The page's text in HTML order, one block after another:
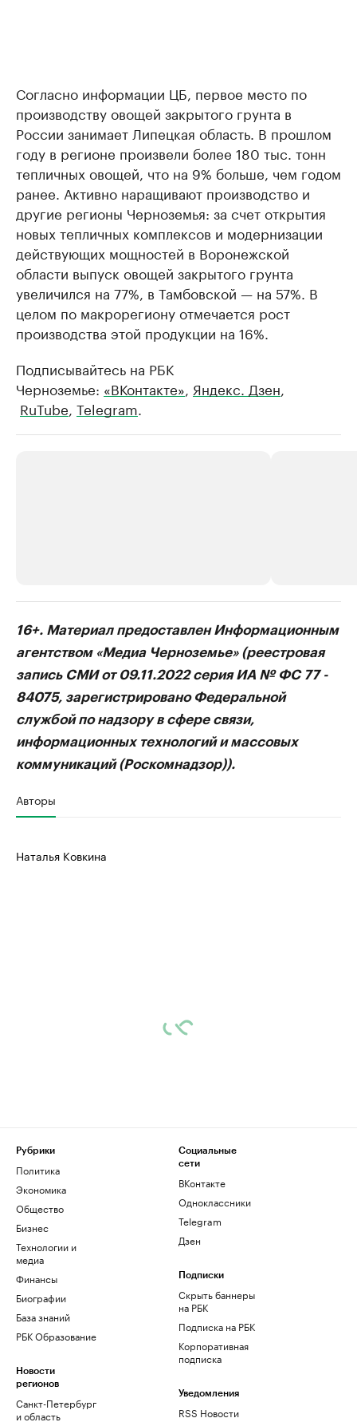
Согласно информации ЦБ, первое место по
производству овощей закрытого грунта в
России занимает Липецкая область. В прошлом
году в регионе произвели более 180 тыс. тонн
тепличных овощей, что на 9% больше, чем годом
ранее. Активно наращивают производство и
другие регионы Черноземья: за счет открытия
новых тепличных комплексов и модернизации
действующих мощностей в Воронежской
области выпуск овощей закрытого грунта
увеличился на 77%, в Тамбовской — на 57%. В
целом по макрорегиону отмечается рост
производства этой продукции на 16%.
Подписывайтесь на РБК
Черноземье: «ВКонтакте» Яндекс. Дзен
RuTube Telegram
Делитесь новостями бизнеса на РБК
Управляйте страницей компании и развивайте личные
бренды спикеров бизнеса
Крупнейшие
продавцы
16+. Материал предоставлен Информационным
агентством «Медиа Черноземье» (реестровая
запись СМИ от 09.11.2022 серия ИА № ФС 77 -
84075, зарегистрировано Федеральной
службой по надзору в сфере связи,
информационных технологий и массовых
коммуникаций (Роскомнадзор)).
Авторы
Наталья Ковкина
Рубрики
Политика
Экономика
Общество
Бизнес
Технологии и
медиа
Финансы
Биографии
База знаний
РБК Образование
Новости
регионов
Санкт-Петербург
и область
Социальные
сети
ВКонтакте
Одноклассники
Telegram
Дзен
Подписки
Скрыть баннеры
на РБК
Подписка на РБК
Корпоративная
подписка
Уведомления
RSS Новости